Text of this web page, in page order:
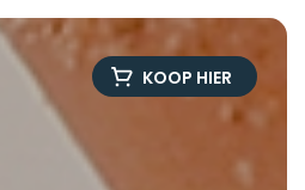
KOOP HIER